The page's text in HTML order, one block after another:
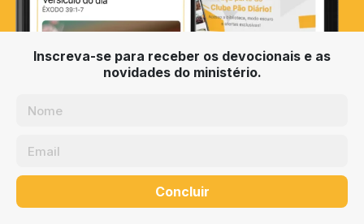
Inscreva-se para receber os devocionais e as
novidades do ministério.
Concluir